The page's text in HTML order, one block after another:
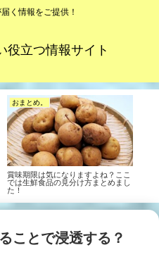
く情報をご提供！
役立つ情報サイト
おまとめ。
賞味期限は気になりますよね？ここ
では生鮮食品の見分け方まとめまし
た！
ことで浸透する？